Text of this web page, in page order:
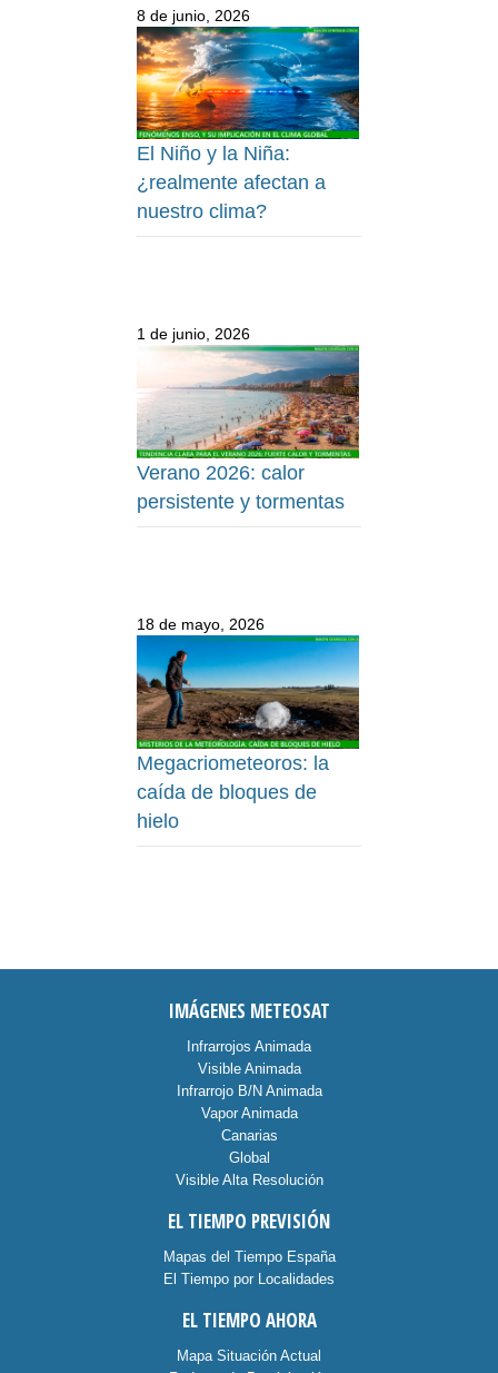
8 de junio, 2026
El Niño y la Niña:
¿realmente afectan a
nuestro clima?
1 de junio, 2026
Verano 2026: calor
persistente y tormentas
18 de mayo, 2026
Megacriometeoros: la
caída de bloques de
hielo
IMÁGENES METEOSAT
Infrarrojos Animada
Visible Animada
Infrarrojo B/N Animada
Vapor Animada
Canarias
Global
Visible Alta Resolución
EL TIEMPO PREVISIÓN
Mapas del Tiempo España
El Tiempo por Localidades
EL TIEMPO AHORA
Mapa Situación Actual